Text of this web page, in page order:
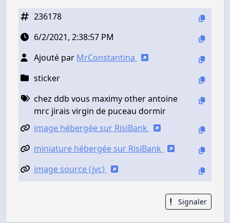
236178
6/2/2021, 2:38:57 PM
Ajouté par MrConstantina
sticker
chez ddb vous maximy other antoine
mrc jirais virgin de puceau dormir
image hébergée sur RisiBank
miniature hébergée sur RisiBank
image source (jvc)
Signaler